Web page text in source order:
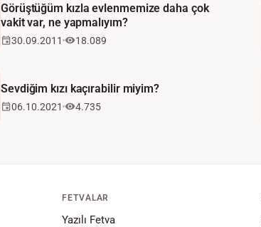
Görüştüğüm kızla evlenmemize daha çok
vakit var, ne yapmalıyım?
30.09.2011 18.089
Sevdiğim kızı kaçırabilir miyim?
06.10.2021 4.735
FETVALAR
Yazılı Fetva